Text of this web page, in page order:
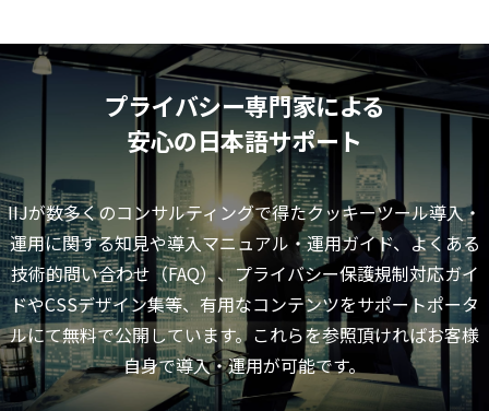
プライバシー専門家による
安心の日本語サポート
IIJが数多くのコンサルティングで得たクッキーツール導入・
運用に関する知見や導入マニュアル・運用ガイド、よくある
技術的問い合わせ（FAQ）、プライバシー保護規制対応ガイ
ドやCSSデザイン集等、有用なコンテンツをサポートポータ
ルにて無料で公開しています。これらを参照頂ければお客様
自身で導入・運用が可能です。